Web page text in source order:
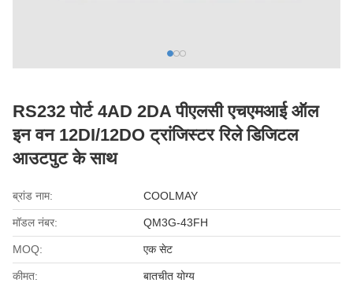
RS232 पोर्ट 4AD 2DA पीएलसी एचएमआई ऑल
इन वन 12DI/12DO ट्रांजिस्टर रिले डिजिटल
आउटपुट के साथ
ब्रांड नाम: COOLMAY
मॉडल नंबर: QM3G-43FH
MOQ: एक सेट
कीमत: बातचीत योग्य